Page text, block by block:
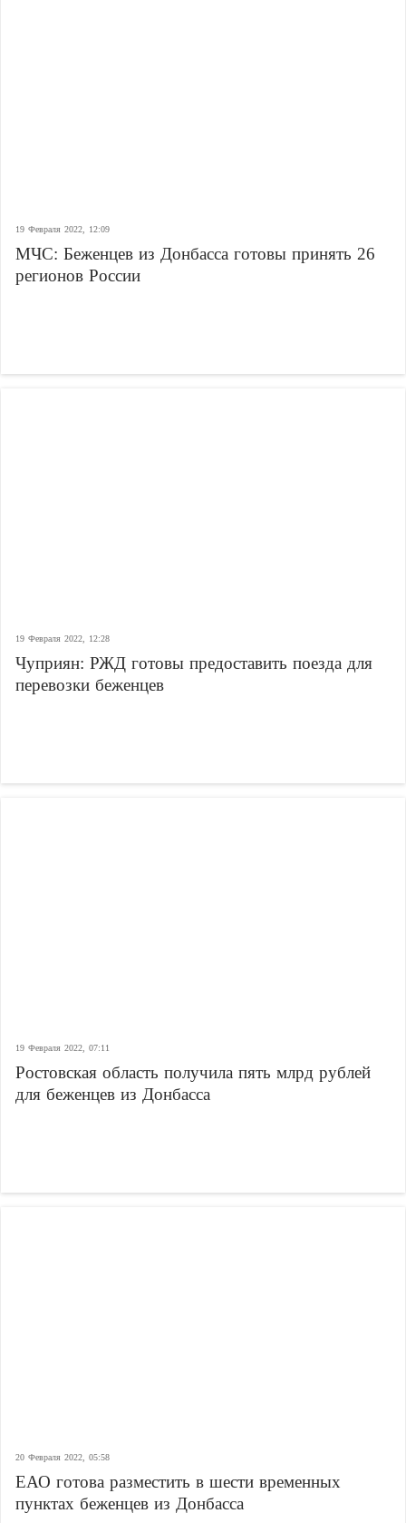
19 Февраля 2022, 12:09
МЧС: Беженцев из Донбасса готовы принять 26
регионов России
19 Февраля 2022, 12:28
Чуприян: РЖД готовы предоставить поезда для
перевозки беженцев
19 Февраля 2022, 07:11
Ростовская область получила пять млрд рублей
для беженцев из Донбасса
20 Февраля 2022, 05:58
ЕАО готова разместить в шести временных
пунктах беженцев из Донбасса